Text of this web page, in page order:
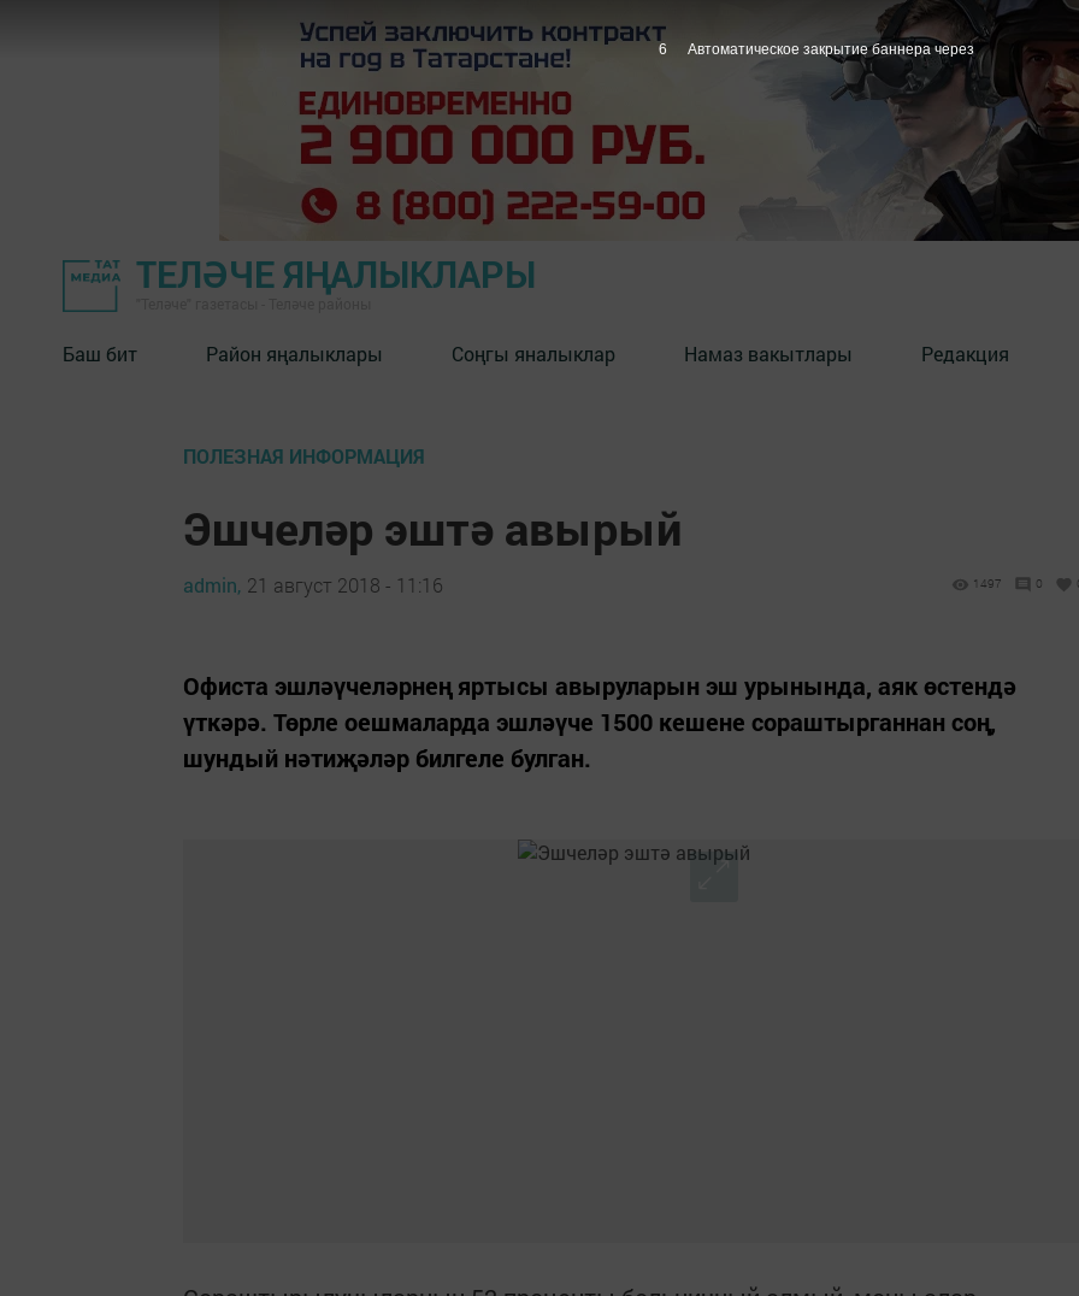
ТЕЛӘЧЕ ЯҢАЛЫКЛАРЫ
Баш бит Район яңалыклары Соңгы яналыклар Намаз вакытлары Редакция
ПОЛЕЗНАЯ ИНФОРМАЦИЯ
Эшчеләр эштә авырый
admin, 21 август 2018 - 11:16 1497 0
Офиста эшләүчеләрнең яртысы авыруларын эш урынында, аяк өстендә
үткәрә. Төрле оешмаларда эшләүче 1500 кешене сораштырганнан соң,
шундый нәтиҗәләр билгеле булган.
5 Автоматическое закрытие баннера через